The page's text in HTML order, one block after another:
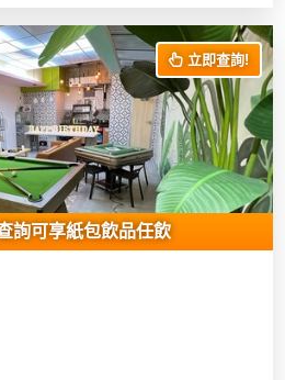
立即查詢!
詢可享紙包飲品任飲